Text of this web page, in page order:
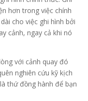
hơn trong việc chính
cho việc ghi hình bởi
cảnh, ngay cả khi nó
với cảnh quay đó
nghiên cứu kỹ kịch
thứ đồng hành để bạn